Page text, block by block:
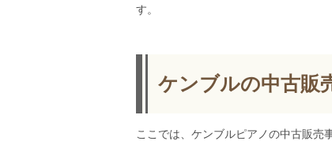
す。
ケンブルの中古販
ここでは、ケンブルピアノの中古販売